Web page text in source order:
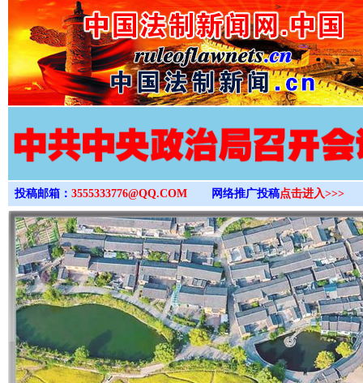
>
投稿邮箱： 3555333776@QQ.COM 网络推广投稿点击进入>>>